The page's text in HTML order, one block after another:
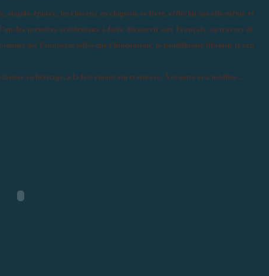
simple, épurée, les cheveux en chignon, se livre, réfléchit sur elle-même et
des premiers occidentaux à faire découvrir aux Français, au travers de
des Européens telles que l'hindouisme, le bouddhisme tibétain, le zen
en héritage, à la fois émouvant et sincère. À écouter et à méditer...